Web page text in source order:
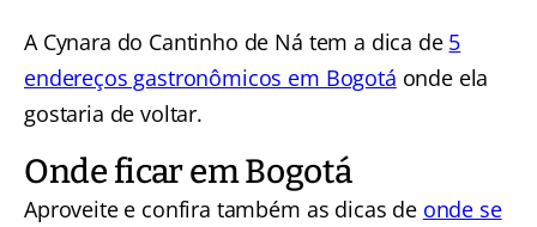
A Cynara do Cantinho de Ná tem a dica de 5
endereços gastronômicos em Bogotá onde ela
gostaria de voltar.
Onde ficar em Bogotá
Aproveite e confira também as dicas de onde se